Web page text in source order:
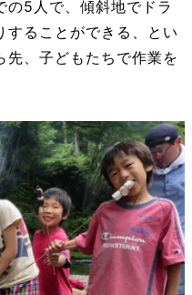
の5人で、傾斜地でドラ
することができる、とい
先、子どもたちで作業を